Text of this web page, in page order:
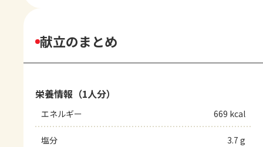
献立のまとめ
栄養情報（1人分）
エネルギー 669 kcal
塩分 3.7 g